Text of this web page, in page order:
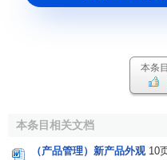
(一)符合不同的国家、民
同文化程度的人们的审美
(二)外观设计要与产品内
合理、适用、美观、大方等
本条
本条目相关文档
（产品管理）新产品外观 10